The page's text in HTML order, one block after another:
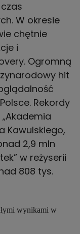
W okresie
chętnie
i
Ogromną
hit
Rekordy
Kawulskiego,
2,9 mln
w reżyserii
808 tys.
wynikami w